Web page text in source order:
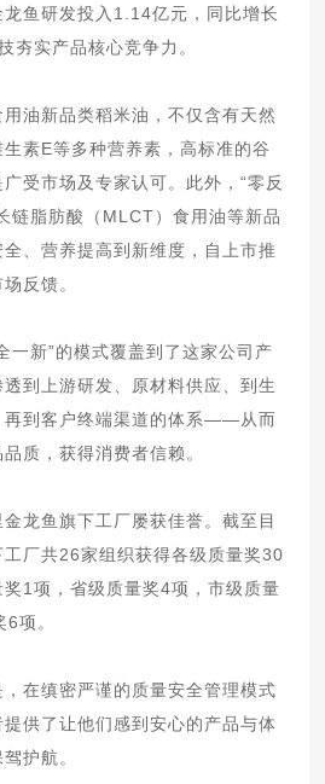
鱼研发投入1.14亿元，同比增长
夯实产品核心竞争力。
油新品类稻米油，不仅含有天然
素E等多种营养素，高标准的谷
受市场及专家认可。此外，“零反
链脂肪酸（MLCT）食用油等新品
、营养提高到新维度，自上市推
反馈。
一新”的模式覆盖到了这家公司产
到上游研发、原材料供应、到生
再到客户终端渠道的体系——从而
质，获得消费者信赖。
龙鱼旗下工厂屡获佳誉。截至目
厂共26家组织获得各级质量奖30
1项，省级质量奖4项，市级质量
项。
在缜密严谨的质量安全管理模式
供了让他们感到安心的产品与体
护航。